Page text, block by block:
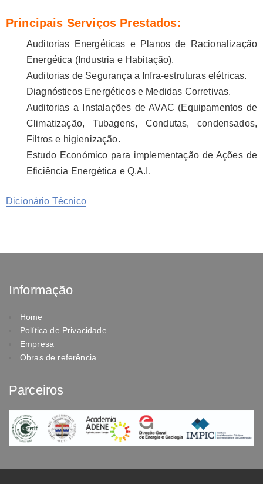
Principais Serviços Prestados:
Auditorias Energéticas e Planos de Racionalização
Energética (Industria e Habitação).
Auditorias de Segurança a Infra-estruturas elétricas.
Diagnósticos Energéticos e Medidas Corretivas.
Auditorias a Instalações de AVAC (Equipamentos de
Climatização, Tubagens, Condutas, condensados,
Filtros e higienização.
Estudo Económico para implementação de Ações de
Eficiência Energética e Q.A.I.
Dicionário Técnico
Informação
Home
Política de Privacidade
Empresa
Obras de referência
Parceiros